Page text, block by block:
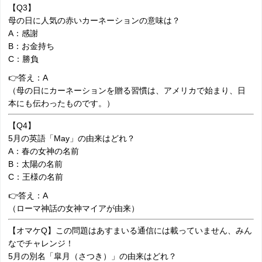
【Q3】
母の日に人気の赤いカーネーションの意味は？
A：感謝
B：お金持ち
C：勝負
👉答え：A
（母の日にカーネーションを贈る習慣は、アメリカで始まり、日
本にも伝わったものです。）
【Q4】
5月の英語「May」の由来はどれ？
A：春の女神の名前
B：太陽の名前
C：王様の名前
👉答え：A
（ローマ神話の女神マイアが由来）
【オマケQ】この問題はあすまいる通信には載っていません、みん
なでチャレンジ！
5月の別名「皐月（さつき）」の由来はどれ？